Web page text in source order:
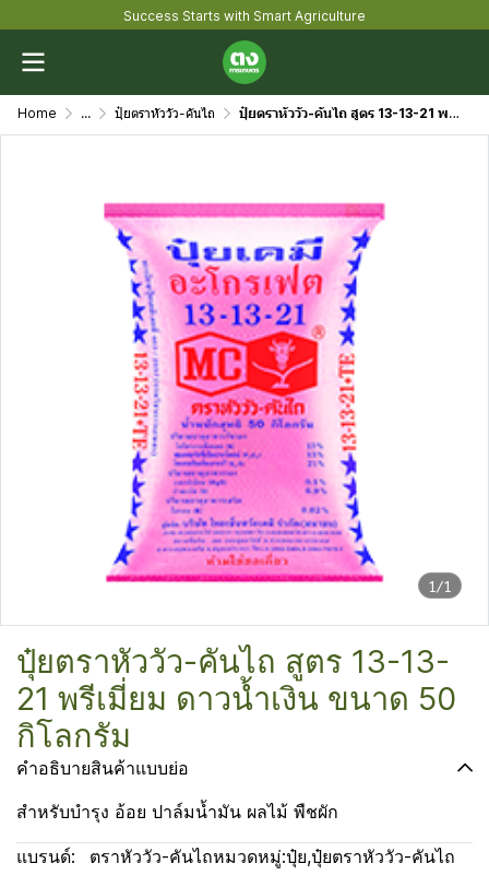
Success Starts with Smart Agriculture
Home ... ปุ๋ยตราหัววัว-คันไถ ปุ๋ยตราหัววัว-คันไถ สูตร 13-13-21 พรีเมี่ยม ดาวน้ำเงิน ขนาด 50 กิโลกรัม
1/1
ปุ๋ยตราหัววัว-คันไถ สูตร 13-13-
21 พรีเมี่ยม ดาวน้ำเงิน ขนาด 50
กิโลกรัม
คำอธิบายสินค้าแบบย่อ
สำหรับบำรุง อ้อย ปาล์มน้ำมัน ผลไม้ พืชผัก
แบรนด์: ตราหัววัว-คันไถหมวดหมู่:ปุ๋ย,ปุ๋ยตราหัววัว-คันไถ